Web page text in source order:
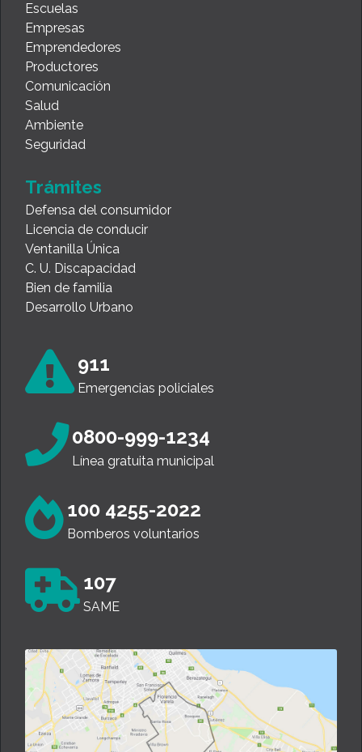
Escuelas
Empresas
Emprendedores
Productores
Comunicación
Salud
Ambiente
Seguridad
Trámites
Defensa del consumidor
Licencia de conducir
Ventanilla Única
C. U. Discapacidad
Bien de familia
Desarrollo Urbano
911
Emergencias policiales
0800-999-1234
Línea gratuita municipal
100 4255-2022
Bomberos voluntarios
107
SAME